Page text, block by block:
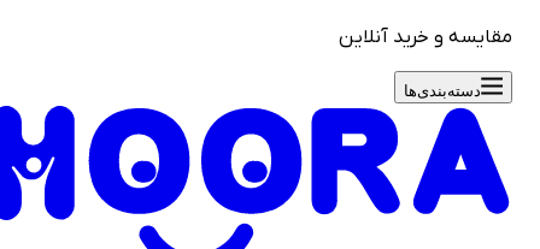
و خرید آنلاین
دسته‌بندی‌ها